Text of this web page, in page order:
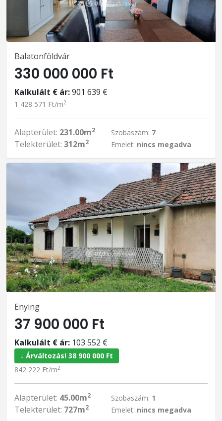
Balatonföldvár
330 000 000 Ft
Kalkulált € ár:901 639 €
1 428 571 Ft/m2
Alapterület: 231.00m2
Telekterület: 312m2
Szobaszám: 7
Emelet: nincs megadva
Enying
37 900 000 Ft
Kalkulált € ár: 103 552 €
↓ Árváltozás! 38 900 000 Ft
842 222 Ft/m2
Alapterület: 45.00m2
Telekterület: 727m2
Szobaszám: 1
Emelet: nincs megadva